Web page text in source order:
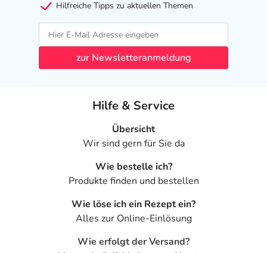
entsprechend beraten, ob und wie Sie mit dem Stillen
weitermachen können.
Ist Ihnen das Arzneimittel trotz einer Gegenanzeige
verordnet worden, sprechen Sie mit Ihrem Arzt oder
Gegenanzeige in sich birgt.
- Magen-Darm-Beschwerden, wie:
- Beschwerden im Oberbauch
Hilfreiche Tipps zu aktuellen Themen
zur Newsletteranmeldung
Hilfe & Service
Übersicht
Wir sind gern für Sie da
Wie bestelle ich?
Produkte finden und bestellen
Wie löse ich ein Rezept ein?
Alles zur Online-Einlösung
Wie erfolgt der Versand?